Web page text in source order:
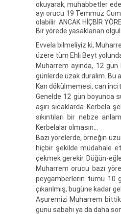
okuyarak, muhabbetler
ayı orucu 19 Temmuz
olabilir. ANCAK HİÇBİR
Bir yörede yasaklanan
Evvela bilmeliyiz ki,
üzere tüm Ehli Beyt
Muharrem ayında, 12
günlerde uzak duralım. Bu
Kan dökülmemesi, can
Genelde 12 gün boyunca
aşırı sıcaklarda Kerbela
sıkıntıları bir nebze
Kerbelalar olmasın…
Bazı yörelerde, örneğin
hiçbir şekilde müdahale
çekmek gerekir. Düğün-
Muharrem orucu bazı
peygamberlerin tümü 10
çıkarılmış, bugüne kadar
Aşuremizi Muharrem
günü sabahı ya da daha